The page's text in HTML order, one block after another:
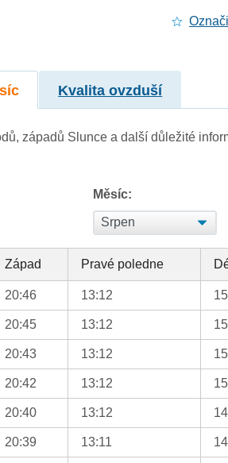
Kvalita ovzduší
západů Slunce a další důležité
Měsíc:
Západ Pravé poledne
20:46 13:12
20:45 13:12
20:43 13:12
20:42 13:12
20:40 13:12
20:39 13:11